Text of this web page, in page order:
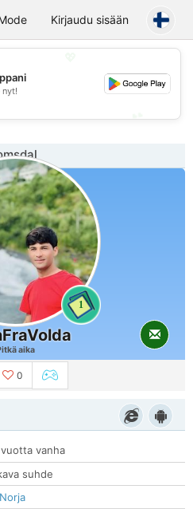
Kirjaudu sisään
1
aika
0
vanha
suhde
Norja